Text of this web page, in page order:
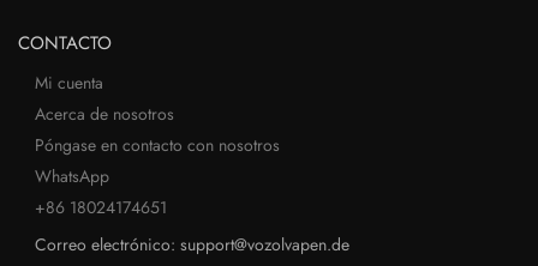
CONTACTO
Mi cuenta
Acerca de nosotros
Póngase en contacto con nosotros
WhatsApp
+86 18024174651
Correo electrónico: support@vozolvapen.de